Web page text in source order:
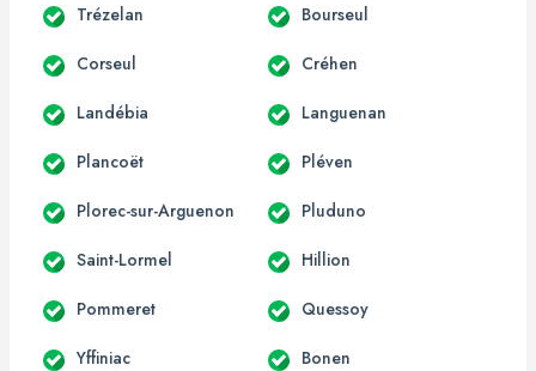
Trézelan Bourseul
Corseul Créhen
Landébia Languenan
Plancoët Pléven
Plorec-sur-Arguenon Pluduno
Saint-Lormel Hillion
Pommeret Quessoy
Yffiniac Bonen